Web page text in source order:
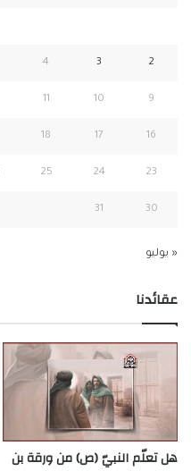
2
3
4
9
10
11
16
17
18
23
24
25
30
31
« يوليو
عقائدنا
هل تعلّم النبيّ (ص) من ورقة بن